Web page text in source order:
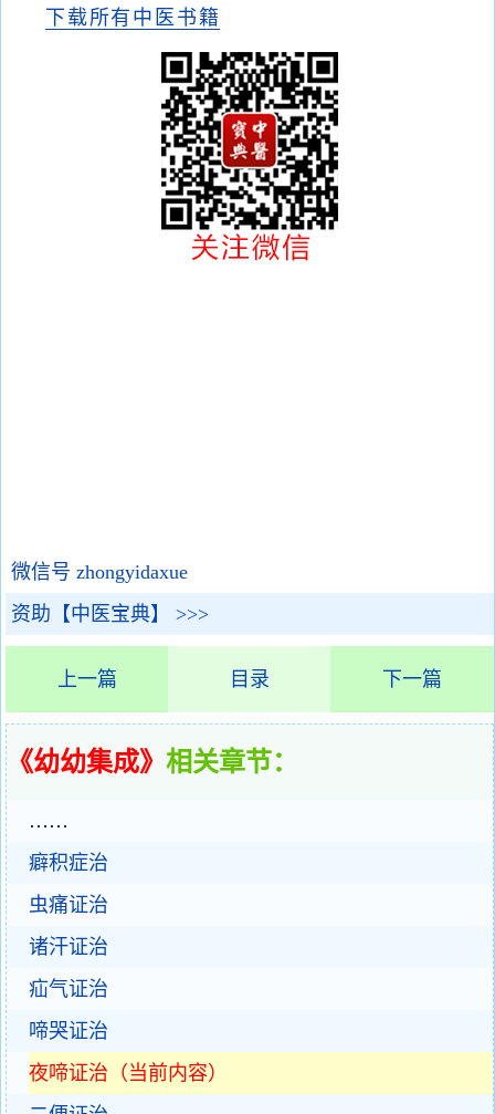
下载所有中医书籍
微信号 zhongyidaxue
资助【中医宝典】 >>>
上一篇 目录 下一篇
《幼幼集成》 相关章节：
……
癖积症治
虫痛证治
诸汗证治
疝气证治
啼哭证治
夜啼证治（当前内容）